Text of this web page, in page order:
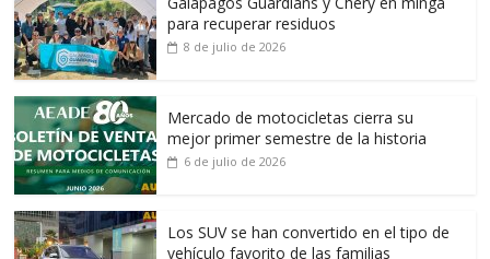
para recuperar residuos
8 de julio de 2026
Mercado de motocicletas cierra su
mejor primer semestre de la historia
6 de julio de 2026
Los SUV se han convertido en el tipo de
vehículo favorito de las familias